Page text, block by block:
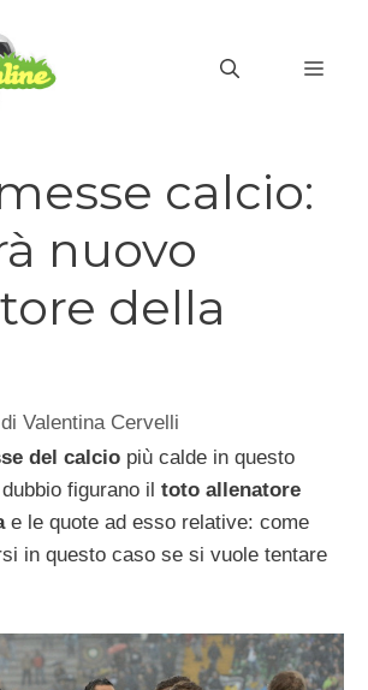
calcio:
nuovo
della
di Valentina Cervelli
del calcio più calde in questo
figurano il toto allenatore
e le quote ad esso relative: come
in questo caso se si vuole tentare